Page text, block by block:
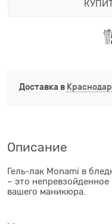
Доставка в Краснодар
Описание
Гель-лак Monami в
– это
вашего маникюра.